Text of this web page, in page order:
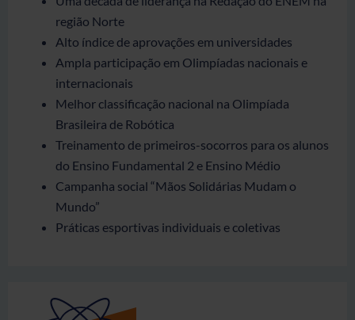
região Norte
Alto índice de aprovações em universidades
Ampla participação em Olimpíadas nacionais e
internacionais
Melhor classificação nacional na Olimpíada
Brasileira de Robótica
Treinamento de primeiros-socorros para os alunos
do Ensino Fundamental 2 e Ensino Médio
Campanha social “Mãos Solidárias Mudam o
Mundo”
Práticas esportivas individuais e coletivas